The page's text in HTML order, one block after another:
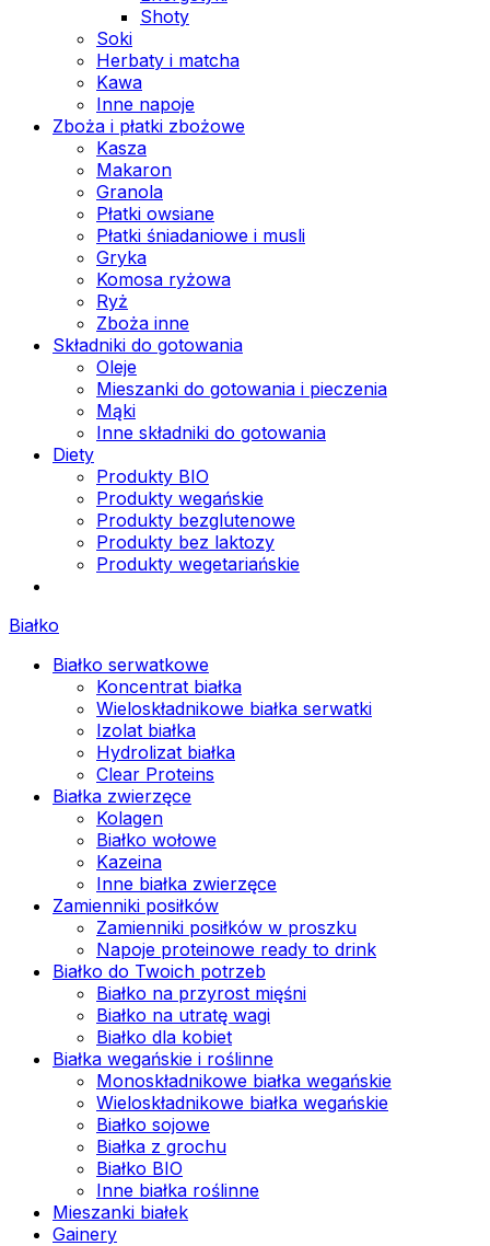
Shoty
Soki
Herbaty i matcha
Kawa
Inne napoje
Zboża i płatki zbożowe
Kasza
Makaron
Granola
Płatki owsiane
Płatki śniadaniowe i musli
Gryka
Komosa ryżowa
Ryż
Zboża inne
Składniki do gotowania
Oleje
Mieszanki do gotowania i pieczenia
Mąki
Inne składniki do gotowania
Diety
Produkty BIO
Produkty wegańskie
Produkty bezglutenowe
Produkty bez laktozy
Produkty wegetariańskie
Białko
Białko serwatkowe
Koncentrat białka
Wieloskładnikowe białka serwatki
Izolat białka
Hydrolizat białka
Clear Proteins
Białka zwierzęce
Kolagen
Białko wołowe
Kazeina
Inne białka zwierzęce
Zamienniki posiłków
Zamienniki posiłków w proszku
Napoje proteinowe ready to drink
Białko do Twoich potrzeb
Białko na przyrost mięśni
Białko na utratę wagi
Białko dla kobiet
Białka wegańskie i roślinne
Monoskładnikowe białka wegańskie
Wieloskładnikowe białka wegańskie
Białko sojowe
Białka z grochu
Białko BIO
Inne białka roślinne
Mieszanki białek
Gainery